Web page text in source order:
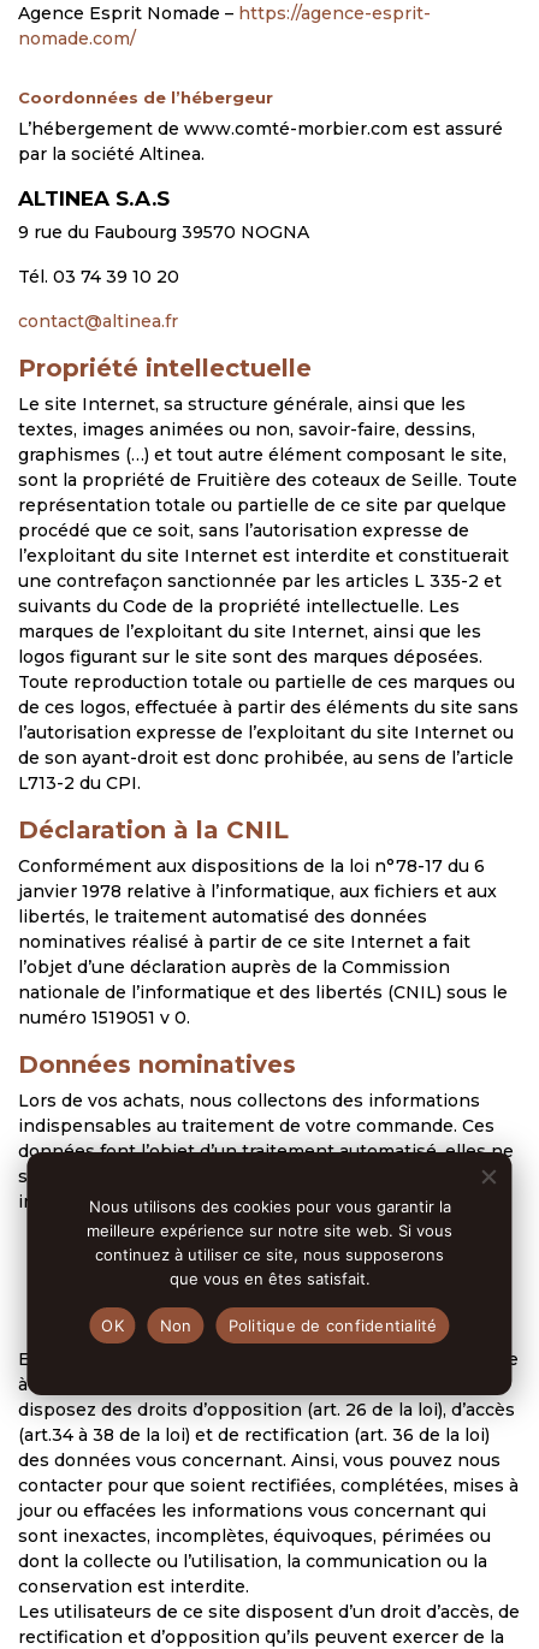
Agence Esprit Nomade – https://agence-esprit-
nomade.com/
Coordonnées de l’hébergeur
L’hébergement de www.comté-morbier.com est assuré
par la société Altinea.
ALTINEA S.A.S
9 rue du Faubourg 39570 NOGNA
Tél. 03 74 39 10 20
contact@altinea.fr
Propriété intellectuelle
Le site Internet, sa structure générale, ainsi que les
textes, images animées ou non, savoir-faire, dessins,
graphismes (…) et tout autre élément composant le site,
sont la propriété de Fruitière des coteaux de Seille. Toute
représentation totale ou partielle de ce site par quelque
procédé que ce soit, sans l’autorisation expresse de
l’exploitant du site Internet est interdite et constituerait
une contrefaçon sanctionnée par les articles L 335-2 et
suivants du Code de la propriété intellectuelle. Les
marques de l’exploitant du site Internet, ainsi que les
logos figurant sur le site sont des marques déposées.
Toute reproduction totale ou partielle de ces marques ou
de ces logos, effectuée à partir des éléments du site sans
l’autorisation expresse de l’exploitant du site Internet ou
de son ayant-droit est donc prohibée, au sens de l’article
L713-2 du CPI.
Déclaration à la CNIL
Conformément aux dispositions de la loi n°78-17 du 6
janvier 1978 relative à l’informatique, aux fichiers et aux
libertés, le traitement automatisé des données
nominatives réalisé à partir de ce site Internet a fait
l’objet d’une déclaration auprès de la Commission
nationale de l’informatique et des libertés (CNIL) sous le
numéro 1519051 v 0.
Données nominatives
Lors de vos achats, nous collectons des informations
indispensables au traitement de votre commande. Ces
données font l’objet d’un traitement automatisé. elles ne
seront pas utilisées pour d’autres usages que ceux
indiqués ci-dessous :
Confirmation de commande par courrier
électronique ;
Adressage d’offres commerciales
En application de la Loi n° 78-17 du 6 janvier 1978 relative
à l’Informatique, aux Fichiers et aux Libertés, vous
disposez des droits d’opposition (art. 26 de la loi), d’accès
(art.34 à 38 de la loi) et de rectification (art. 36 de la loi)
des données vous concernant. Ainsi, vous pouvez nous
contacter pour que soient rectifiées, complétées, mises à
jour ou effacées les informations vous concernant qui
sont inexactes, incomplètes, équivoques, périmées ou
dont la collecte ou l’utilisation, la communication ou la
conservation est interdite.
Les utilisateurs de ce site disposent d’un droit d’accès, de
rectification et d’opposition qu’ils peuvent exercer de la
Nous utilisons des cookies pour vous garantir la
meilleure expérience sur notre site web. Si vous
continuez à utiliser ce site, nous supposerons
que vous en êtes satisfait.
OK Non Politique de confidentialité